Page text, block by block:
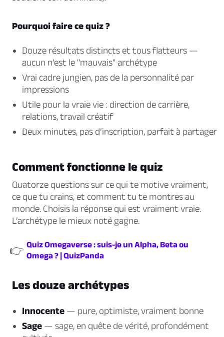
Pourquoi faire ce quiz ?
Douze résultats distincts et tous flatteurs —
aucun n’est le "mauvais" archétype
Vrai cadre jungien, pas de la personnalité par
impressions
Utile pour la vraie vie : direction de carrière,
relations, travail créatif
Deux minutes, pas d’inscription, parfait à partager
Comment fonctionne le quiz
Quatorze questions sur ce qui te motive vraiment,
ce que tu crains, et comment tu te montres au
monde. Choisis la réponse qui est vraiment vraie.
L’archétype le mieux noté gagne.
👉 Quiz Omegaverse : suis-je un Alpha, Beta ou
Omega ? | QuizPanda
Les douze archétypes
Innocente — pure, optimiste, vraiment bonne
Sage — sage, en quête de vérité, profondément